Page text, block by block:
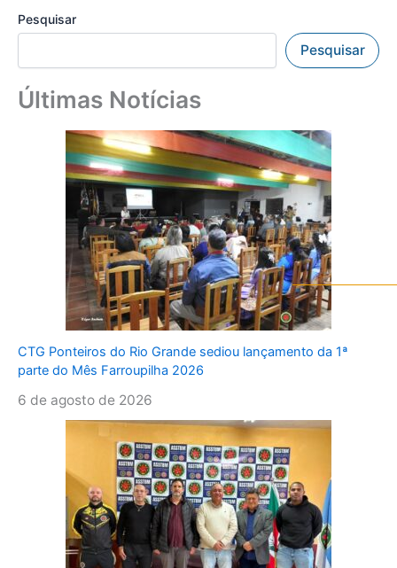
Pesquisar
Pesquisar
Últimas Notícias
CTG Ponteiros do Rio Grande sediou lançamento da 1ª
parte do Mês Farroupilha 2026
6 de agosto de 2026